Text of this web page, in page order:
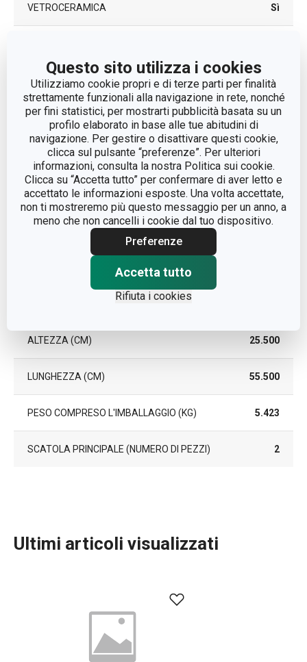
Questo sito utilizza i cookies
Utilizziamo cookie propri e di terze parti per finalità
strettamente funzionali alla navigazione in rete, nonché
per fini statistici, per mostrarti pubblicità basata su un
profilo elaborato in base alle tue abitudini di
navigazione. Per gestire o disattivare questi cookie,
clicca sul pulsante “preferenze”. Per ulteriori
informazioni, consulta la nostra Politica sui cookie.
Clicca su “Accetta tutto” per confermare di aver letto e
accettato le informazioni esposte. Una volta accettate,
non ti mostreremo più questo messaggio per un anno, a
meno che non cancelli i cookie dal tuo dispositivo.
Preferenze
Accetta tutto
Rifiuta i cookies
VETROCERAMICA Sì
LAVAGGIO IN
LAVASTOVIGLIE
Sì
8595028446814
DURATA DELLA
GARANZIA (IN
ANNI)
ALTEZZA (CM) 25.500
LUNGHEZZA (CM) 55.500
PESO COMPRESO L'IMBALLAGGIO (KG) 5.423
SCATOLA PRINCIPALE (NUMERO DI PEZZI) 2
Ultimi articoli visualizzati